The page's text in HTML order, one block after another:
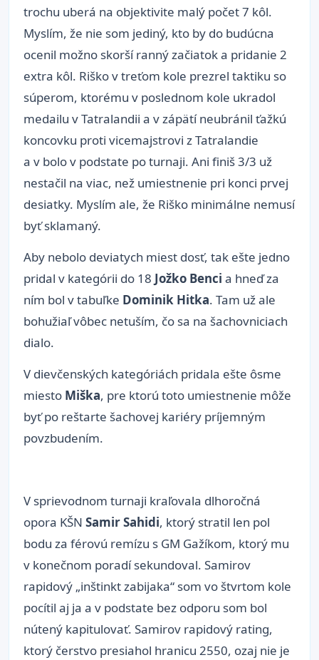
trochu uberá na objektivite malý počet 7 kôl.
Myslím, že nie som jediný, kto by do budúcna
ocenil možno skorší ranný začiatok a pridanie 2
extra kôl. Riško v treťom kole prezrel taktiku so
súperom, ktorému v poslednom kole ukradol
medailu v Tatralandii a v zápätí neubránil ťažkú
koncovku proti vicemajstrovi z Tatralandie
a v bolo v podstate po turnaji. Ani finiš 3/3 už
nestačil na viac, než umiestnenie pri konci prvej
desiatky. Myslím ale, že Riško minimálne nemusí
byť sklamaný.
Aby nebolo deviatych miest dosť, tak ešte jedno
pridal v kategórii do 18 Jožko Benci a hneď za
ním bol v tabuľke Dominik Hitka. Tam už ale
bohužiaľ vôbec netuším, čo sa na šachovniciach
dialo.
V dievčenských kategóriách pridala ešte ôsme
miesto Miška, pre ktorú toto umiestnenie môže
byť po reštarte šachovej kariéry príjemným
povzbudením.
V sprievodnom turnaji kraľovala dlhoročná
opora KŠN Samir Sahidi, ktorý stratil len pol
bodu za férovú remízu s GM Gažíkom, ktorý mu
v konečnom poradí sekundoval. Samirov
rapidový „inštinkt zabijaka“ som vo štvrtom kole
pocítil aj ja a v podstate bez odporu som bol
nútený kapitulovať. Samirov rapidový rating,
ktorý čerstvo presiahol hranicu 2550, ozaj nie je